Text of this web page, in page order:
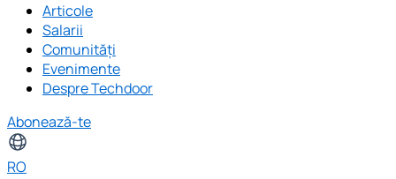
Articole
Salarii
Comunități
Evenimente
Despre Techdoor
Abonează-te
RO